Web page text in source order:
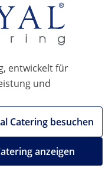
entwickelt für
und
Catering besuchen
anzeigen